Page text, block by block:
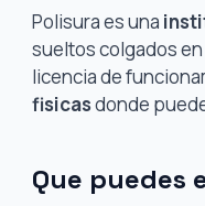
Polisura es una
sueltos colgados
licencia de
fisicasdonde
Que puedes